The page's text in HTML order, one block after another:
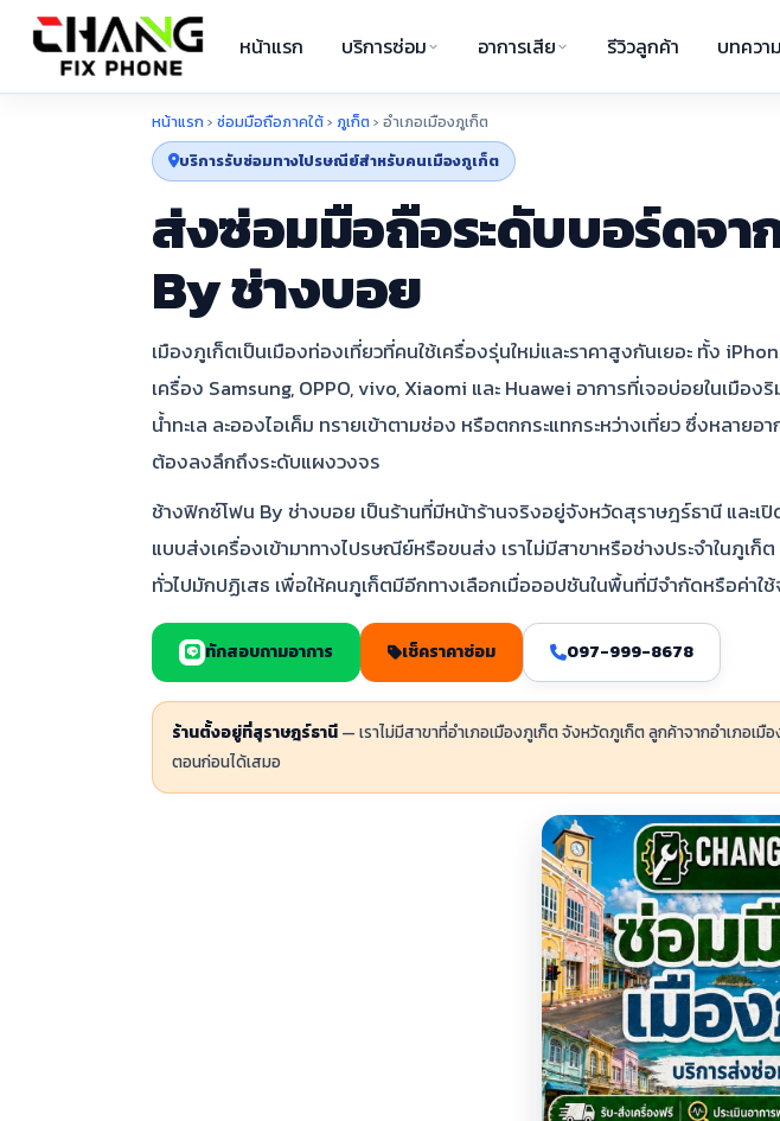
หน้าแรก บริการซ่อม อาการเสีย รีวิวลูกค้า บทความ
หน้าแรก › ซ่อมมือถือภาคใต้› ภูเก็ต › อำเภอเมืองภูเก็ต
บริการรับซ่อมทางไปรษณีย์สำหรับคนเมืองภูเก็ต
ส่งซ่อมมือถือระดับบอร์ดจ
By ช่างบอย
เมืองภูเก็ตเป็นเมืองท่องเที่ยวที่คนใช้เครื่องรุ่นใหม่และราคาสูงกันเยอะ ทั้ง
เครื่อง Samsung, OPPO, vivo, Xiaomi และ Huawei อาการที่เจอบ่อยในเมือ
น้ำทะเล ละอองไอเค็ม ทรายเข้าตามช่อง หรือตกกระแทกระหว่างเที่ยว ซึ่งหลายอ
ต้องลงลึกถึงระดับแผงวงจร
ช้างฟิกซ์โฟน By ช่างบอย เป็นร้านที่มีหน้าร้านจริงอยู่จังหวัดสุราษฎร์ธานี และเ
แบบส่งเครื่องเข้ามาทางไปรษณีย์หรือขนส่ง เราไม่มีสาขาหรือช่างประจำในภูเก็
ทั่วไปมักปฏิเสธ เพื่อให้คนภูเก็ตมีอีกทางเลือกเมื่อออปชันในพื้นที่มีจำกัดหรือค่าใช้
ทักสอบถามอาการ เช็คราคาซ่อม 097-999-8678
ร้านตั้งอยู่ที่สุราษฎร์ธานี — เราไม่มีสาขาที่อำเภอเมืองภูเก็ต จังหวัดภูเก็ต ลูกค้าจากอำเภอเมื
ตอนก่อนได้เสมอ